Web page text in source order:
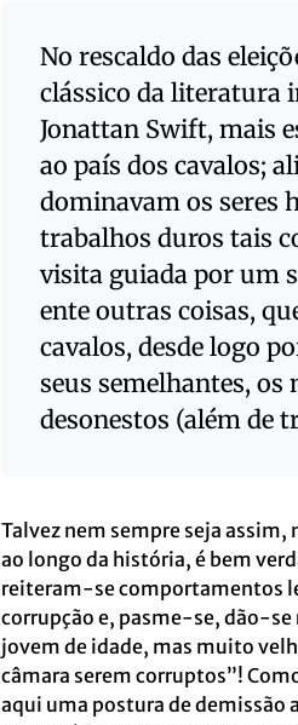
No rescaldo das
clássico da literatura
Jonattan Swift, mais
ao país dos cavalos;
dominavam os seres
trabalhos duros tais
visita guiada por um
ente outras coisas,
cavalos, desde logo
seus semelhantes, os
desonestos (além de
Talvez nem sempre seja
ao longo da história, é bem
reiteram-se comportamentos
corrupção e, pasme-se, dão-se
jovem de idade, mas muito
câmara serem corruptos”!
aqui uma postura de demissão